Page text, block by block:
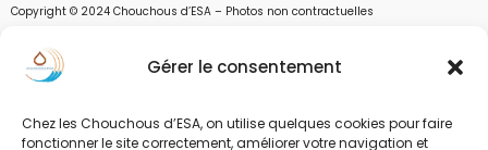
Gérer le consentement
Chez les Chouchous d’ESA, on utilise quelques cookies pour faire
fonctionner le site correctement, améliorer votre navigation et
Copyright © 2024 Chouchous d’ESA – Photos non contractuelles
Les chouchous d’Esa vous apportent toutes les solutions pour récupérer l’eau de
pluie, et des moyens pour stocker, filtrer, traiter et potabiliser l’eau d’un forage,
Soleil et Air nous proposons également des équipements pour décontaminer de
l’air par photocatalyse ou plasma froid et des équipements solaires.